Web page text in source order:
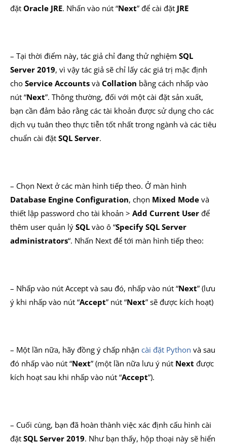
đặt Oracle JRE. Nhấn vào nút “Next” để cài đặt JRE
– Tại thời điểm này, tác giả chỉ đang thử nghiệm SQL
Server 2019, vì vậy tác giả sẽ chỉ lấy các giá trị mặc định
cho Service Accounts và Collation bằng cách nhấp vào
nút “Next”. Thông thường, đối với một cài đặt sản xuất,
bạn cần đảm bảo rằng các tài khoản được sử dụng cho các
dịch vụ tuân theo thực tiễn tốt nhất trong ngành và các tiêu
chuẩn cài đặt SQL Server.
– Chọn Next ở các màn hình tiếp theo. Ở màn hình
Database Engine Configuration, chọn Mixed Mode và
thiết lập password cho tài khoản > Add Current User để
thêm user quản lý SQL vào ô “Specify SQL Server
administrators“. Nhấn Next để tới màn hình tiếp theo:
– Nhấp vào nút Accept và sau đó, nhấp vào nút “Next” (lưu
ý khi nhấp vào nút “Accept” nút “Next” sẽ được kích hoạt)
– Một lần nữa, hãy đồng ý chấp nhận cài đặt Python và sau
đó nhấp vào nút “Next” (một lần nữa lưu ý nút Next được
kích hoạt sau khi nhấp vào nút “Accept”).
– Cuối cùng, bạn đã hoàn thành việc xác định cấu hình cài
đặt SQL Server 2019. Như bạn thấy, hộp thoại này sẽ hiển